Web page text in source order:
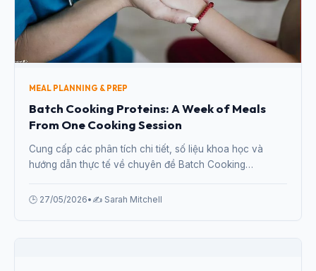
chuyên gia.
🕒 27/05/2026• ✍️ Sarah Mitchell